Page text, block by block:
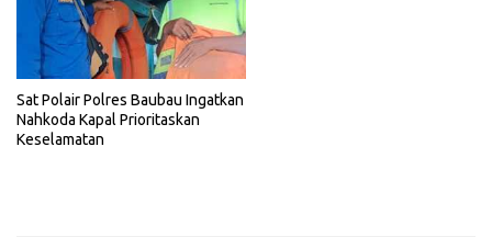
Sat Polair Polres Baubau Ingatkan
Nahkoda Kapal Prioritaskan
Keselamatan